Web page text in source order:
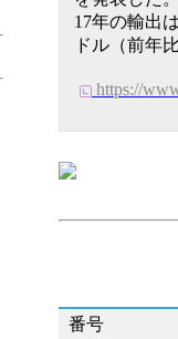
17年の輸出
ドル（前年
https://
番号